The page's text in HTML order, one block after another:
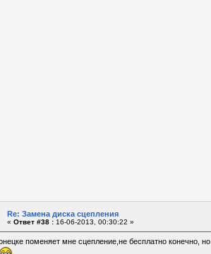
Re: Замена диска сцепления
« Ответ #38 : 16-06-2013, 00:30:22 »
поменяет мне сцепление,не бесплатно конечно,